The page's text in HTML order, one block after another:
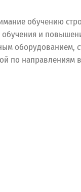
обучению
и
оборудованием,
по направлениям